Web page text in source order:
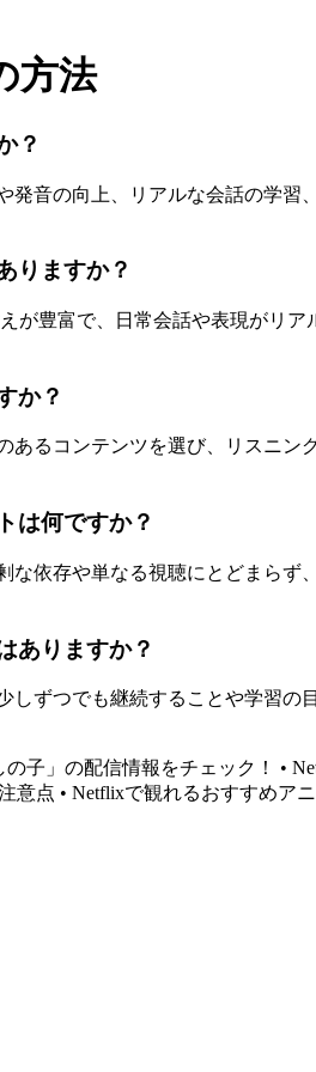
方法
？
音の向上、リアルな会話の学
りますか？
が豊富で、日常会話や表現がリ
か？
るコンテンツを選び、リスニ
は何ですか？
依存や単なる視聴にとどまら
ありますか？
ずつでも継続することや学習
子」の配信情報をチェック！ •
意点 • Netflixで観れるおすすめア